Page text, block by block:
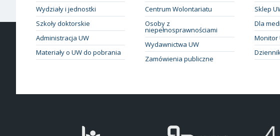
Wydziały i jednostki
Szkoły doktorskie
Administracja UW
Materiały o UW do pobrania
Centrum Wolontariatu
Osoby z
niepełnosprawnościami
Wydawnictwa UW
Zamówienia publiczne
Sklep
Dla
Monitor